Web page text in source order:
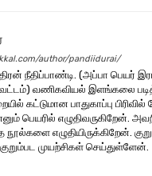
author/pandiidurai/
நீதிப்பாண்டி. (அப்பா பெயர்
வணிகவியல் இளங்கலை
கட்டுமான பாதுகாப்பு
பெயரில் எழுதிவருகிறேன்.
எழுதியிருக்கிறேன்.
முயற்சிகள் செய்துள்ளேன்.